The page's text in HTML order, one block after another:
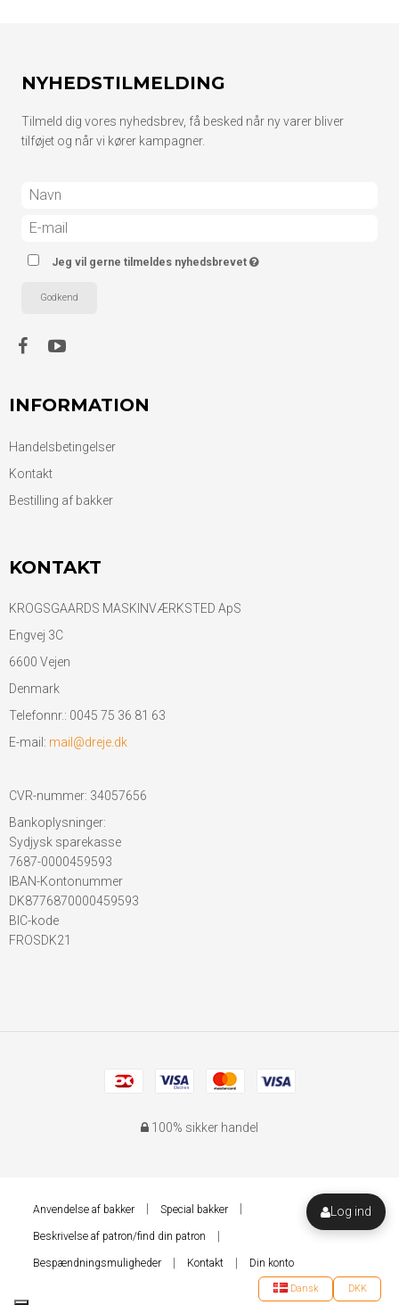
Log ind
NYHEDSTILMELDING
Tilmeld dig vores nyhedsbrev, få besked når ny varer bliver
tilføjet og når vi kører kampagner.
Jeg vil gerne tilmeldes nyhedsbrevet
Godkend
INFORMATION
Handelsbetingelser
Kontakt
Bestilling af bakker
KONTAKT
KROGSGAARDS MASKINVÆRKSTED ApS
Engvej 3C
6600 Vejen
Denmark
Telefonnr.: 0045 75 36 81 63
E-mail : mail@dreje.dk
CVR-nummer: 34057656
Bankoplysninger:
Sydjysk sparekasse
7687-0000459593
IBAN-Kontonummer
DK8776870000459593
BIC-kode
FROSDK21
100% sikker handel
Anvendelse af bakker Special bakker
Beskrivelse af patron/find din patron
Bespændningsmuligheder Kontakt Din konto
DKK
Dansk